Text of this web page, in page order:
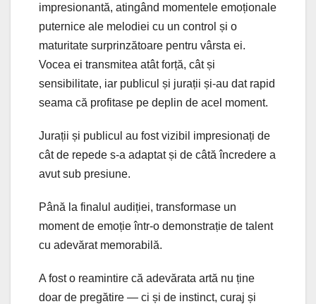
impresionantă, atingând momentele emoționale
puternice ale melodiei cu un control și o
maturitate surprinzătoare pentru vârsta ei.
Vocea ei transmitea atât forță, cât și
sensibilitate, iar publicul și jurații și-au dat rapid
seama că profitase pe deplin de acel moment.
Jurații și publicul au fost vizibil impresionați de
cât de repede s-a adaptat și de câtă încredere a
avut sub presiune.
Până la finalul audiției, transformase un
moment de emoție într-o demonstrație de talent
cu adevărat memorabilă.
A fost o reamintire că adevărata artă nu ține
doar de pregătire — ci și de instinct, curaj și